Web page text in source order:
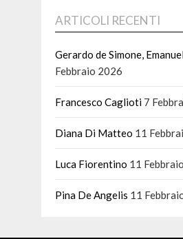
ARTICOLI RECENTI
Gerardo de Simone,
Febbraio 2026
Francesco Caglioti 7
Diana Di Matteo 11
Luca Fiorentino 11
Pina De Angelis 11